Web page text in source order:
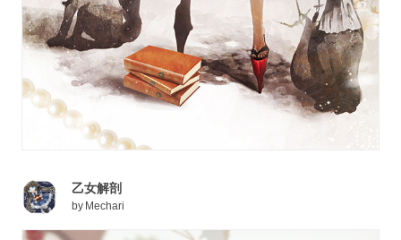
乙女解剖
by Mechari